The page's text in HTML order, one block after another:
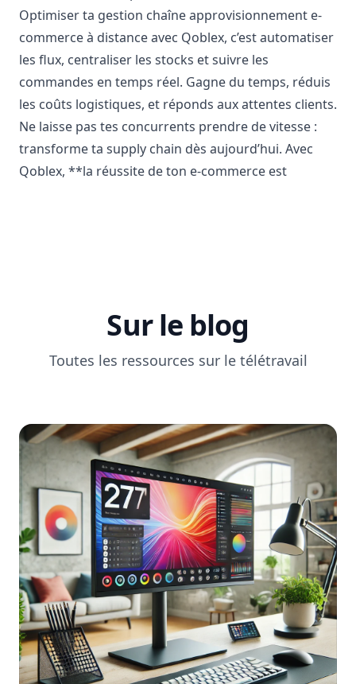
Optimiser ta gestion chaîne approvisionnement e-
commerce à distance avec Qoblex, c’est automatiser
les flux, centraliser les stocks et suivre les
commandes en temps réel. Gagne du temps, réduis
les coûts logistiques, et réponds aux attentes clients.
Ne laisse pas tes concurrents prendre de vitesse :
transforme ta supply chain dès aujourd’hui. Avec
Qoblex, **la réussite de ton e-commerce est
Sur le blog
Toutes les ressources sur le télétravail